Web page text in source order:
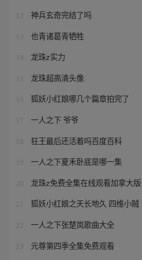
12 神兵玄奇完结了吗
13 也青诸葛青牺牲
14 龙珠z实力
15 龙珠超高清头像
16 狐妖小红娘哪几个篇章拍完了
17 一人之下 爷爷
18 狂王最后还活着吗百度百科
19 一人之下夏禾卧底是哪一集
20 龙珠z免费全集在线观看加拿大版
21 狐妖小红娘之天长地久 四维小贼
22 一人之下张楚岚歌曲大全
23 元尊第四季全集免费观看